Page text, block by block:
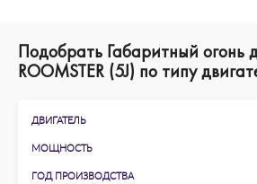
Подобрать Габаритный огонь
ROOMSTER (5J) по типу
ДВИГАТЕЛЬ
МОЩНОСТЬ
ГОД ПРОИЗВОДСТВА